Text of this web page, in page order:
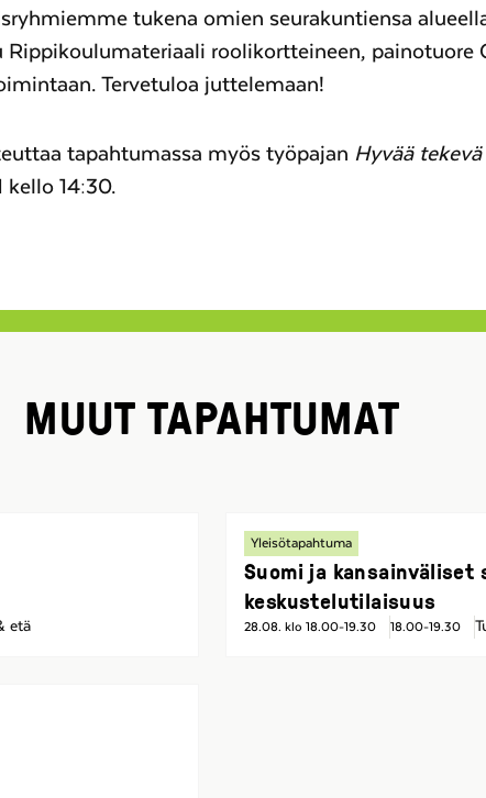
tukena omien seurakuntiensa
roolikortteineen, painotuore
Tervetuloa juttelemaan!
tapahtumassa myös työpajan Hyvää
kello 14:30.
MUUT TAPAHTUMAT
etä
Yleisötapahtuma
Suomi ja kansainväliset
keskustelutilaisuus
28.08. klo 18.00-19.30 18.00-19.30